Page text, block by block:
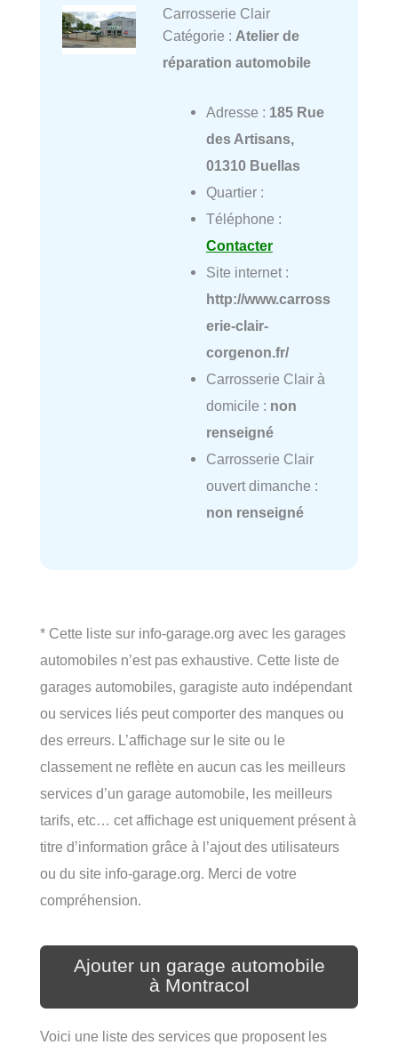
Carrosserie Clair
Catégorie : Atelier de
réparation automobile
Adresse : 185 Rue
des Artisans,
01310 Buellas
Quartier :
Téléphone :
Contacter
Site internet :
http://www.carross
erie-clair-
corgenon.fr/
Carrosserie Clair à
domicile : non
renseigné
Carrosserie Clair
ouvert dimanche :
non renseigné
* Cette liste sur info-garage.org avec les garages
automobiles n’est pas exhaustive. Cette liste de
garages automobiles, garagiste auto indépendant
ou services liés peut comporter des manques ou
des erreurs. L’affichage sur le site ou le
classement ne reflète en aucun cas les meilleurs
services d’un garage automobile, les meilleurs
tarifs, etc… cet affichage est uniquement présent à
titre d’information grâce à l’ajout des utilisateurs
ou du site info-garage.org. Merci de votre
compréhension.
Ajouter un garage automobile
à Montracol
Voici une liste des services que proposent les